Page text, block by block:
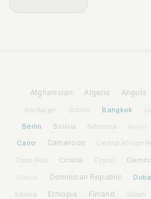
Afghanistan Algeria Angola
Azerbaijan Bahrain Bangkok
Berlin Bolivia Botswana Brunei
Cairo Cameroon Central African
Costa Rica Croatia Cyprus
Djibouti Dominican Republic
Estonia Ethiopia Finland Gabon